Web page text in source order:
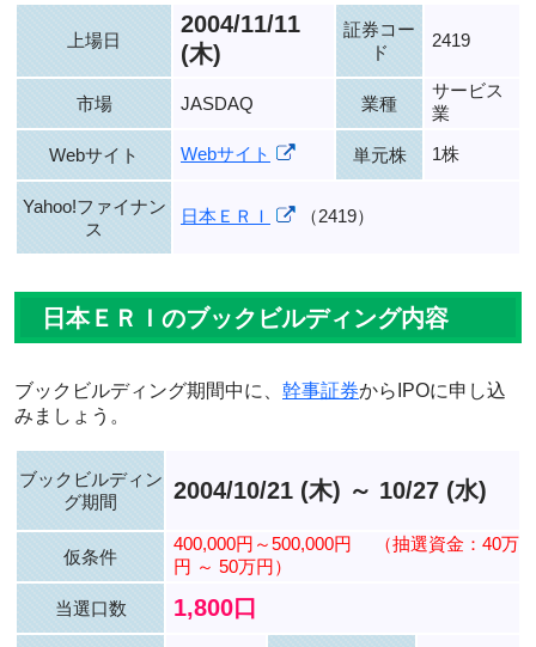
上場日
2004/11/11
(木)
証券コー
ド
2419
市場 JASDAQ 業種
サービス
業
Webサイト Webサイト 単元株 1株
Yahoo!ファイナン
ス
日本ＥＲＩ （2419）
日本ＥＲＩのブックビルディング内容
ブックビルディング期間中に、 幹事証券からIPOに申し込
みましょう。
ブックビルディン
グ期間
2004/10/21 (木) ～ 10/27 (水)
仮条件
400,000円～500,000円
（抽選資金：40万
円 ～ 50万円）
当選口数 1,800口